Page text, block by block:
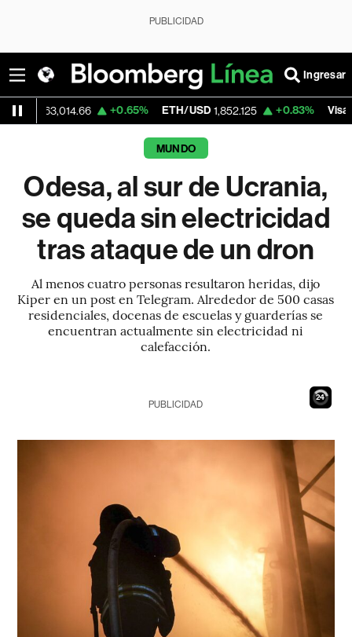
PUBLICIDAD
Ingresar
+0.65% ETH/USD 1,852.125 +0.83% Visa 366.13
MUNDO
Odesa, al sur de Ucrania,
se queda sin electricidad
tras ataque de un dron
Al menos cuatro personas resultaron heridas, dijo
Kiper en un post en Telegram. Alrededor de 500 casas
residenciales, docenas de escuelas y guarderías se
encuentran actualmente sin electricidad ni
calefacción.
23
PUBLICIDAD